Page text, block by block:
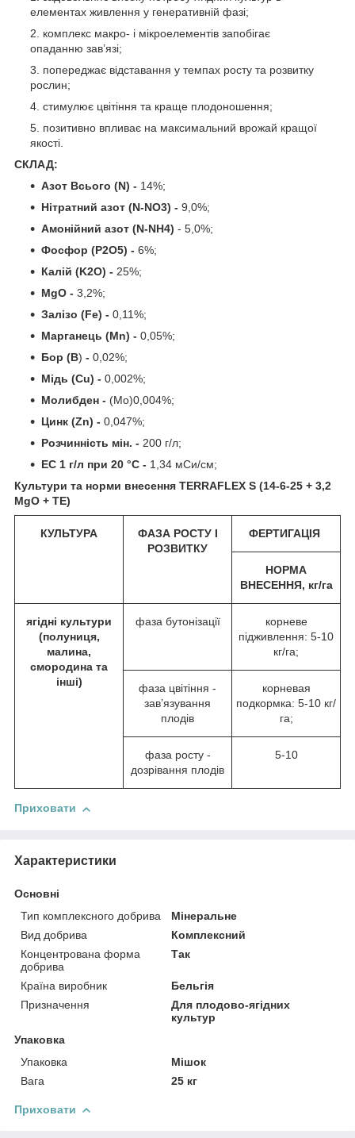
елементах живлення у генеративній фазі;
комплекс макро- і мікроелементів запобігає
опаданню зав’язі;
попереджає відставання у темпах росту та розвитку
рослин;
стимулює цвітіння та краще плодоношення;
позитивно впливає на максимальний врожай кращої
якості.
СКЛАД:
Азот Всього (N) - 14%;
Нітратний азот (N-NO3) - 9,0%;
Амонійний азот (N-NН4) - 5,0%;
Фосфор (P2O5) - 6%;
Калій (K2O) - 25%;
MgO - 3,2%;
Залізо (Fe) - 0,11%;
Марганець (Mn) - 0,05%;
Бор (B) - 0,02%;
Мідь (Cu) - 0,002%;
Молибден - (Мо)0,004%;
Цинк (Zn) - 0,047%;
Розчинність мін. - 200 г/л;
ЕС 1 г/л при 20 °C - 1,34 мСи/см;
Культури та норми внесення TERRAFLEX S (14-6-25 + 3,2
MgO + TЕ)
КУЛЬТУРА
ФАЗА РОСТУ І
РОЗВИТКУ
ФЕРТИГАЦІЯ
НОРМА
ВНЕСЕННЯ, кг/га
ягідні культури
(полуниця,
малина,
смородина та
інші)
фаза бутонізації
корневе
підживлення: 5-10
кг/га;
фаза цвітіння -
зав’язування
плодів
корневая
подкормка: 5-10 кг/
га;
фаза росту -
дозрівання плодів
5-10
Приховати
Характеристики
Основні
Тип комплексного добрива
Мінеральне
Вид добрива
Комплексний
Концентрована форма
добрива
Так
Країна виробник
Бельгія
Призначення
Для плодово-ягідних
культур
Упаковка
Упаковка
Мішок
Вага
25 кг
Приховати